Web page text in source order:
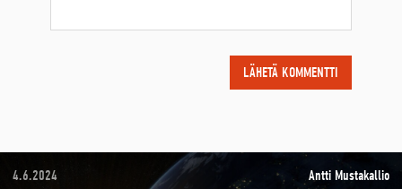
4.6.2024 Antti Mustakallio